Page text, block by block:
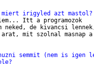
miert irigyled azt mastol?
Itt a programozok
neked, de kivancsi
mit szolnal masnap
semmit (nem is